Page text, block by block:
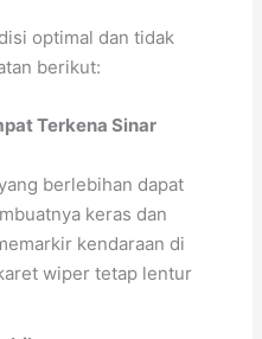
optimal dan tidak
berikut:
Terkena Sinar
berlebihan dapat
keras dan
kendaraan di
wiper tetap lentur